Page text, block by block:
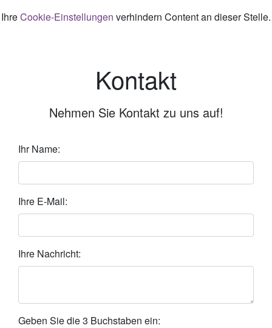
IhreCookie-Einstellungen verhindern Content an dieser Stelle.
Kontakt
Nehmen Sie Kontakt zu uns auf!
Ihr Name:
Ihre E-Mail:
Ihre Nachricht:
Geben Sie die 3 Buchstaben ein: